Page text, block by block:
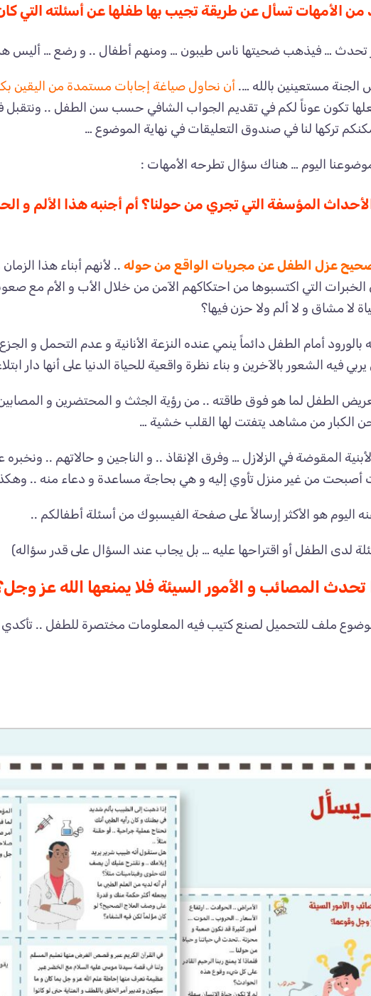
الأمهات تسأل عن طريقة تجيب بها طفلها عن أسئلته التي
تحدث … فيذهب ضحيتها ناس طيبون … ومنهم أطفال .. و رضع … أليس
الجنة مستعينين بالله ….أن نحاول صياغة إجابات مستمدة من اليقين
تكون عوناً لكم في تقديم الجواب الشافي حسب سن الطفل ..
تركها لنا في صندوق التعليقات في نهاية الموضوع …
اليوم … هناك سؤال تطرحه الأمهات :
المؤسفة التي تجري من حولنا؟ أم أجنبه هذا الألم و
عزل الطفل عن مجريات الواقع من حوله .. لأنهم أبناء هذا
الخبرات التي اكتسبوها من احتكاكهم الآمن من خلال الأب و الأم مع
لا مشاق و لا ألم ولا حزن فيها؟
أمام الطفل دائماً ينمي عنده النزعة الأنانية و عدم التحمل و
فيه الشعور بالآخرين و بناء نظرة واقعية للحياة الدنيا على أنها دار
الطفل لما هو فوق طاقته .. من رؤية الجثث و المحتضرين و
الكبار من مشاهد يتفتت لها القلب خشية …
المقوضة في الزلازل … وفرق الإنقاذ .. و الناجين و حالاتهم ..
أصبحت من غير منزل تأوي إليه و هي بحاجة مساعدة و دعاء منه ..
اليوم هو الأكثر إرسالاً على صفحة الفيسبوك من أسئلة أطفالكم ..
لدى الطفل أو اقتراحها عليه … بل يجاب عند السؤال على قدر سؤاله)
المصائب و الأمور السيئة فلا يمنعها الله عز
ملف للتحميل لصنع كتيب فيه المعلومات مختصرة للطفل ..